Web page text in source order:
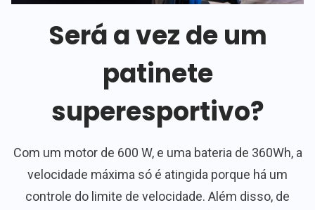
Será a vez de um
patinete
superesportivo?
Com um motor de 600 W, e uma bateria de 360Wh, a
velocidade máxima só é atingida porque há um
controle do limite de velocidade. Além disso, de